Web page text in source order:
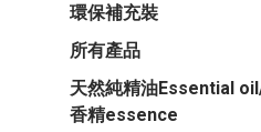
環保補充裝
所有產品
天然純精油Essential
香精essence